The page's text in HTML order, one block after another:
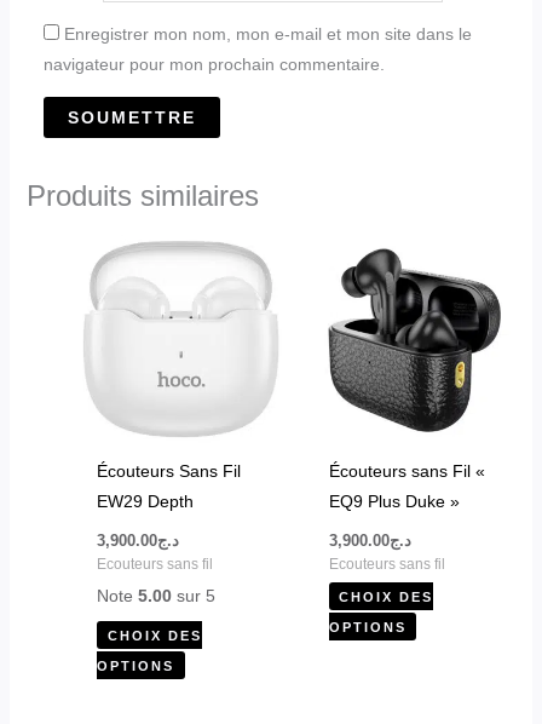
Enregistrer mon nom, mon e-mail et mon site dans le
navigateur pour mon prochain commentaire.
Produits similaires
Écouteurs Sans Fil
EW29 Depth
د.ج3,900.00
Ecouteurs sans fil
Note5.00 sur 5
CHOIX DES
OPTIONS
Ce
produit
a
options
peuvent
être
du
produit
Écouteurs sans Fil «
EQ9 Plus Duke »
د.ج3,900.00
Ecouteurs sans fil
CHOIX DES
OPTIONS
produit
a
plusieurs
variations.
Les
options
peuvent
être
la
page
du